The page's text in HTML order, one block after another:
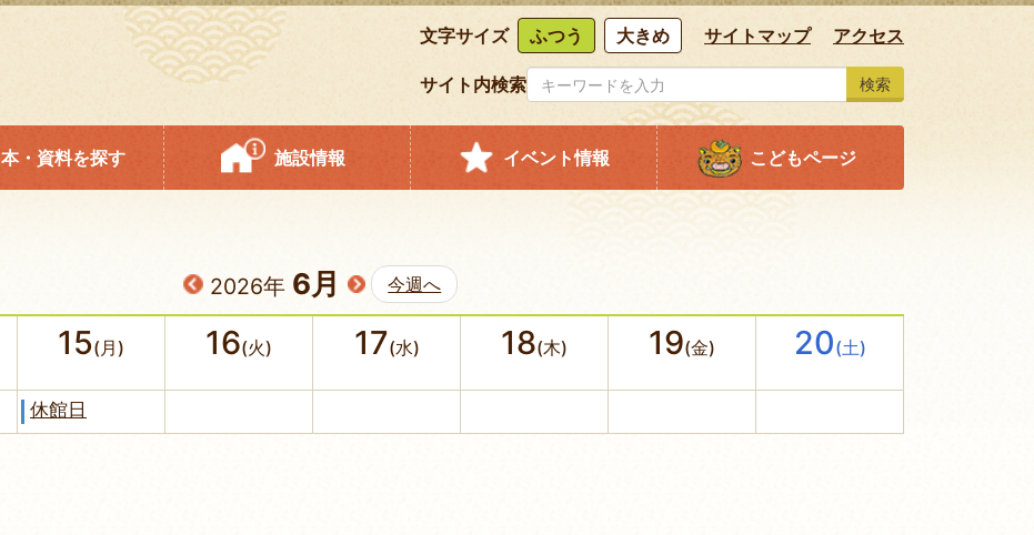
文字サイズ ふつう 大きめ サイトマップ アクセス
サイト内検索 検索
本・資料を探す 施設情報 イベント情報 こどもページ
2026年 6月 今週へ
15(月) 16(火) 17(水) 18(木) 19(金) 20(土)
休館日